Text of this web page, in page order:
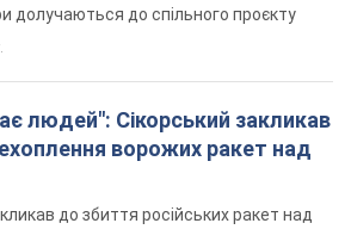
долучаються до спільного проєкту
людей": Сікорський закликав
ворожих ракет над
до збиття російських ракет над